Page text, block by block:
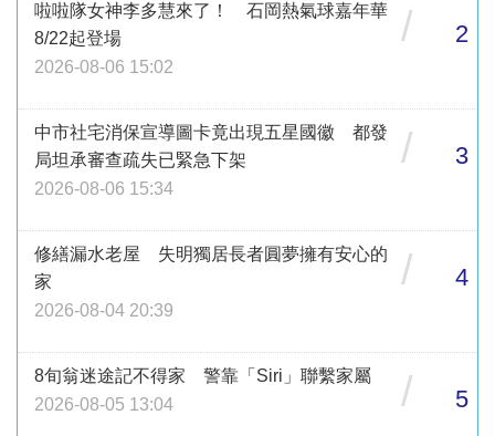
啦啦隊女神李多慧來了！ 石岡熱氣球嘉年華
8/22起登場
2026-08-06 15:02
/ 2
中市社宅消保宣導圖卡竟出現五星國徽 都發
局坦承審查疏失已緊急下架
2026-08-06 15:34
/ 3
修繕漏水老屋 失明獨居長者圓夢擁有安心的
家
2026-08-04 20:39
/ 4
8旬翁迷途記不得家 警靠「Siri」聯繫家屬
2026-08-05 13:04
/ 5